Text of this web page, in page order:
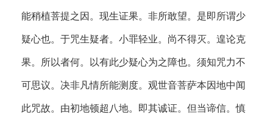
能稍植菩提之因。现生证果。非所敢望。是即所谓少
疑心也。于咒生疑者。小罪轻业。尚不得灭。遑论克
果。所以者何。以有此少疑心为之障也。须知咒力不
可思议。决非凡情所能测度。观世音菩萨本因地中闻
此咒故。由初地顿超八地。即其诚证。但当谛信。慎